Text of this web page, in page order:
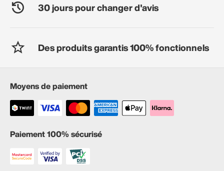
30 jours pour changer d'avis
Des produits garantis 100% fonctionnels
Moyens de paiement
Paiement 100% sécurisé